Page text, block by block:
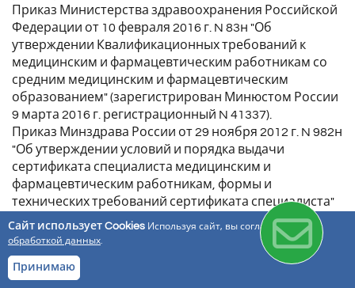
Приказ Министерства здравоохранения Российской
Федерации от 10 февраля 2016 г. N 83н "Об
утверждении Квалификационных требований к
медицинским и фармацевтическим работникам со
средним медицинским и фармацевтическим
образованием" (зарегистрирован Минюстом России
9 марта 2016 г. регистрационный N 41337).
Приказ Минздрава России от 29 ноября 2012 г. N 982н
"Об утверждении условий и порядка выдачи
сертификата специалиста медицинским и
фармацевтическим работникам, формы и
технических требований сертификата специалиста"
(зарегистрирован Минюстом России 29 марта 2013 г.,
регистрационный N 27918) с изменениями,
внесенными приказами Минздрава России от 31
июля 2013 г. N 515н (зарегистрирован Минюстом
Сайт использует Cookies Используя сайт, вы соглашаетесь с
обработкой данных.
Принимаю